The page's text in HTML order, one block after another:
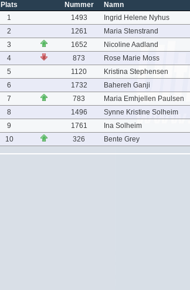
Plats Nummer Namn
1
1493 Ingrid Helene Nyhus
2
1261 Maria Stenstrand
3
1652 Nicoline Aadland
4
873 Rose Marie Moss
5
1120 Kristina Stephensen
6
1732 Bahereh Ganji
7
783 Maria Emhjellen Paulsen
8
1496 Synne Kristine Solheim
9
1761 Ina Solheim
10
326 Bente Grey